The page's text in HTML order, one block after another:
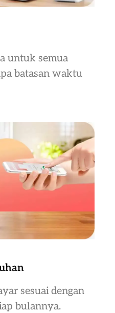
untuk semua
batasan waktu
sesuai dengan
bulannya.